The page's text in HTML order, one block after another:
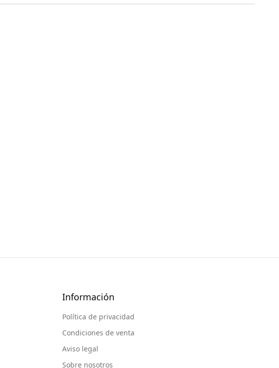
Información
Política de privacidad
Condiciones de venta
Aviso legal
Sobre nosotros